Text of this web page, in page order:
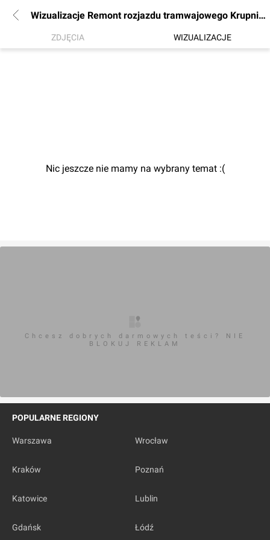
Wizualizacje Remont rozjazdu tramwajowego Krupnicza Podwale
ZDJĘCIA WIZUALIZACJE
Nic jeszcze nie mamy na wybrany temat :(
Chcesz dobrych darmowych teści? NIE
BLOKUJ REKLAM
POPULARNE REGIONY
Warszawa Wrocław
Kraków Poznań
Katowice Lublin
Gdańsk Łódź